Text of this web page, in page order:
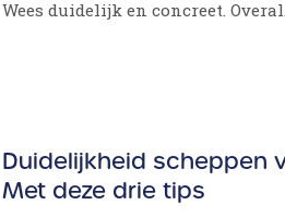
Wees duidelijk en concreet. Overal.
Duidelijkheid scheppen
Met deze drie tips